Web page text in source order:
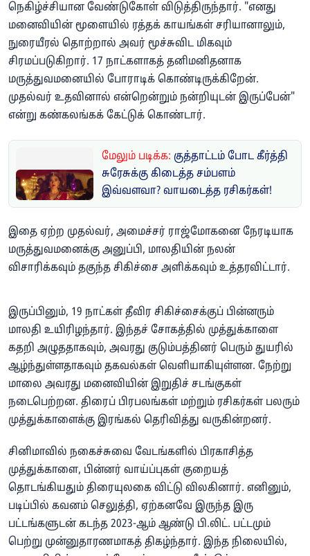
நெகிழ்ச்சியான வேண்டுகோள் விடுத்திருந்தார். "எனது
மனைவியின் மூளையில் ரத்தக் காயங்கள் சரியானாலும்,
நுரையீரல் தொற்றால் அவர் மூச்சுவிட மிகவும்
சிரமப்படுகிறார். 17 நாட்களாகத் தனிமனிதனாக
மருத்துவமனையில் போராடிக் கொண்டிருக்கிறேன்.
முதல்வர் உதவினால் என்றென்றும் நன்றியுடன் இருப்பேன்"
என்று கண்கலங்கக் கேட்டுக் கொண்டார்.
மேலும் படிக்க: குத்தாட்டம் போட கீர்த்தி
சுரேசுக்கு கிடைத்த சம்பளம்
இவ்வளவா? வாயடைத்த ரசிகர்கள்!
இதை ஏற்ற முதல்வர், அமைச்சர் ராஜ்மோகனை நேரடியாக
மருத்துவமனைக்கு அனுப்பி, மாலதியின் நலன்
விசாரிக்கவும் தகுந்த சிகிச்சை அளிக்கவும் உத்தரவிட்டார்.
இருப்பினும், 19 நாட்கள் தீவிர சிகிச்சைக்குப் பின்னரும்
மாலதி உயிரிழந்தார். இந்தச் சோகத்தில் முத்துக்காளை
கதறி அழுததாகவும், அவரது குடும்பத்தினர் பெரும் துயரில்
ஆழ்ந்துள்ளதாகவும் தகவல்கள் வெளியாகியுள்ளன. நேற்று
மாலை அவரது மனைவியின் இறுதிச் சடங்குகள்
நடைபெற்றன. திரைப் பிரபலங்கள் மற்றும் ரசிகர்கள் பலரும்
முத்துக்காளைக்கு இரங்கல் தெரிவித்து வருகின்றனர்.
சினிமாவில் நகைச்சுவை வேடங்களில் பிரகாசித்த
முத்துக்காளை, பின்னர் வாய்ப்புகள் குறையத்
தொடங்கியதும் திரையுலகை விட்டு விலகினார். எனினும்,
படிப்பில் கவனம் செலுத்தி, ஏற்கனவே இருந்த இரு
பட்டங்களுடன் கடந்த 2023-ஆம் ஆண்டு பி.லிட். பட்டமும்
பெற்று முன்னுதாரணமாகத் திகழ்ந்தார். இந்த நிலையில்,